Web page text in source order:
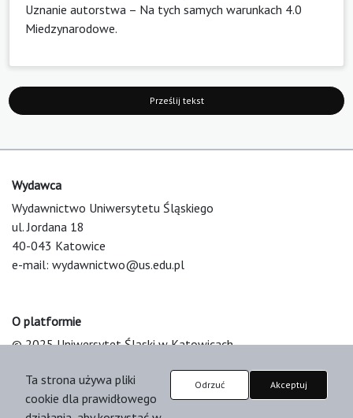
Uznanie autorstwa – Na tych samych warunkach 4.0
Miedzynarodowe.
Prześlij tekst
Wydawca
Wydawnictwo Uniwersytetu Śląskiego
ul. Jordana 18
40-043 Katowice
e-mail: wydawnictwo@us.edu.pl
O platformie
© 2025 Uniwersytet Śląski w Katowicach
Platform & Workflow by OJS/PKP
Ta strona używa pliki
cookie dla prawidłowego
Odrzuć Akceptuj